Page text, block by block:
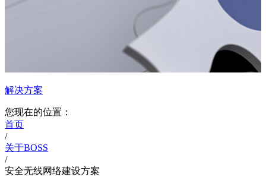
解决方案
您现在的位置：
首页
/
关于BOSS
/
安全无线网络建设方案